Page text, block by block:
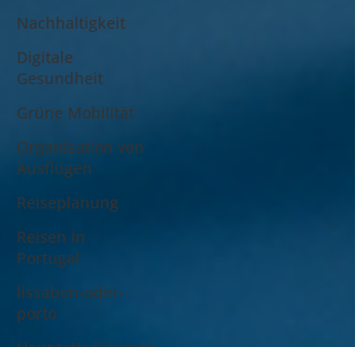
Nachhaltigkeit
Digitale
Gesundheit
Grüne Mobilität
Organisation von
Ausflügen
Reiseplanung
Reisen in
Portugal
lissabon-oder-
porto